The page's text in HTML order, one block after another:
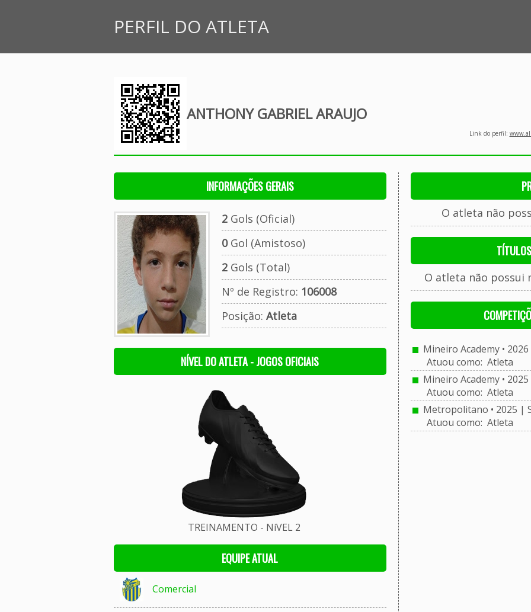
PERFIL DO ATLETA
ANTHONY GABRIEL ARAUJO
Link do perfil:
INFORMAÇÕES GERAIS
2Gols (Oficial)
0Gol (Amistoso)
2Gols (Total)
Nº de Registro: 106008
Posição: Atleta
NÍVEL DO ATLETA - JOGOS OFICIAIS
TREINAMENTO - NíVEL 2
EQUIPE ATUAL
Comercial
O atleta não
O atleta não possui
Mineiro Academy •
Atuou como: Atleta
Mineiro Academy •
Atuou como: Atleta
Metropolitano • 2025 |
Atuou como: Atleta